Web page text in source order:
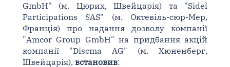
GmbH" (м. Цюрих, Швейцарія) та "Sidel
Participations SAS" (м. Октевіль-сюр-Мер,
Франція) про надання дозволу компанії
"Amcor Group GmbH" на придбання акцій
компанії "Discma AG" (м. Хюненберг,
Швейцарія), встановив: